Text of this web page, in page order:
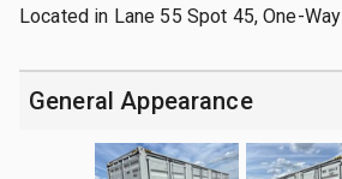
Located in Lane 55 Spot 45, One-Way
General Appearance